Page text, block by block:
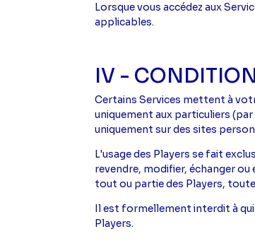
Lorsque vous accédez aux
applicables.
IV -
Certains Services mettent à
uniquement aux particuliers
uniquement sur des sites
L'usage des Players se fait
revendre, modifier, échanger
tout ou partie des Players,
Il est formellement interdit à
Players.